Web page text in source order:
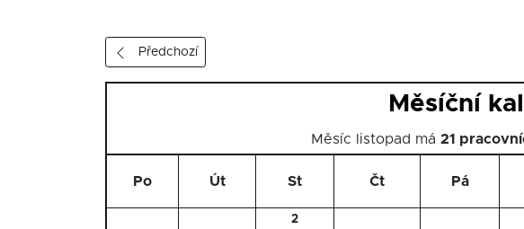
Předchozí
Měsíční
Měsíc listopad má 21
Po Út St Čt Pá
2